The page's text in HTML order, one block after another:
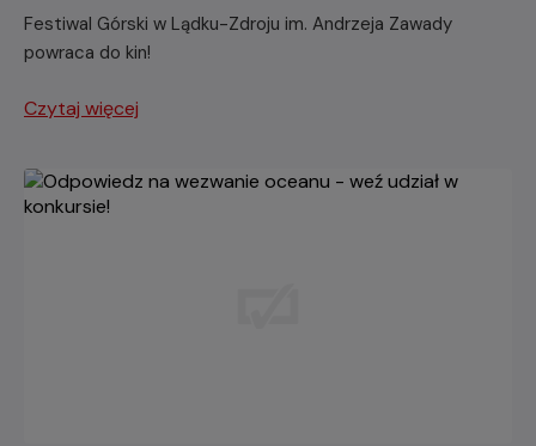
Festiwal Górski w Lądku-Zdroju im. Andrzeja Zawady
powraca do kin!
Czytaj więcej